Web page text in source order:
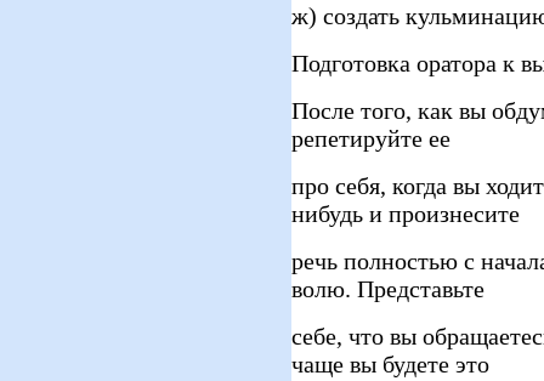
ж) создать
Подготовка оратора к
После того, как вы
репетируйте ее
про себя, когда вы
нибудь и произнесите
речь полностью с
волю. Представьте
себе, что вы
чаще вы будете это